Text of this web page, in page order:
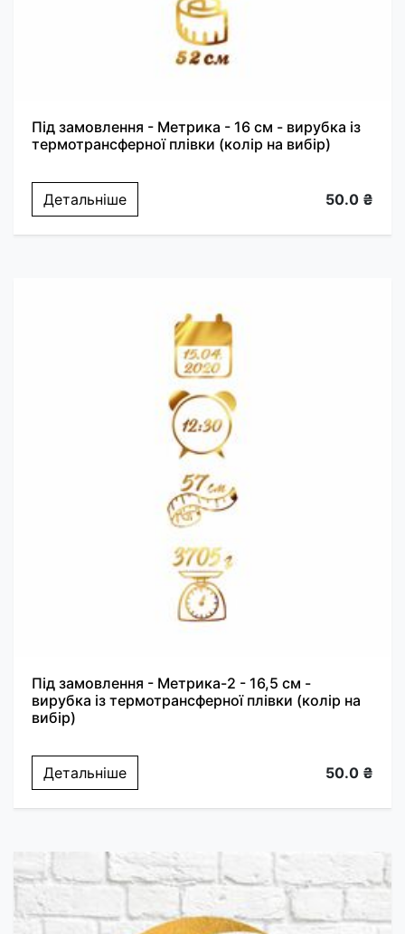
Під замовлення - Метрика - 16 см - вирубка із
термотрансферної плівки (колір на вибір)
Детальніше 50.0 ₴
Під замовлення - Метрика-2 - 16,5 см -
вирубка із термотрансферної плівки (колір на
вибір)
Детальніше 50.0 ₴